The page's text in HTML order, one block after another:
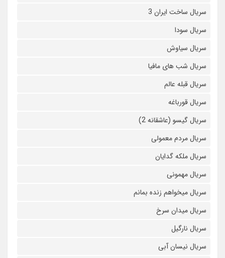
سریال ساخت ایران 3
سریال سودا
سریال سیاوش
سریال شب های مافیا
سریال قبله عالم
سریال قورباغه
سریال گیسو (عاشقانه 2)
سریال مردم معمولی
سریال ملکه گدایان
سریال مهمونی
سریال میخواهم زنده بمانم
سریال میدان سرخ
سریال نارگیل
سریال نیسان آبی